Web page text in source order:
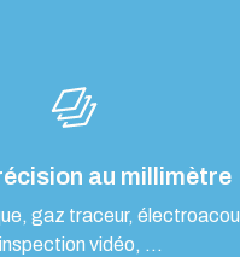
au millimètre
gaz traceur,
inspection vidéo, …